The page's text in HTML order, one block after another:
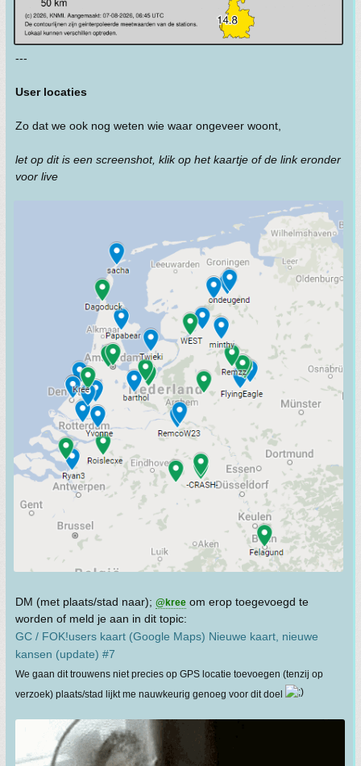
---
User locaties
Zo dat we ook nog weten wie waar ongeveer woont,
let op dit is een screenshot, klik op het kaartje of de link eronder
voor live
DM (met plaats/stad naar); @kree om erop toegevoegd te
worden of meld je aan in dit topic:
GC / FOK!users kaart (Google Maps) Nieuwe kaart, nieuwe
kansen (update) #7
We gaan dit trouwens niet precies op GPS locatie toevoegen (tenzij op
verzoek) plaats/stad lijkt me nauwkeurig genoeg voor dit doel